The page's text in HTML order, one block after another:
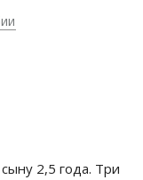
2,5 года. Три